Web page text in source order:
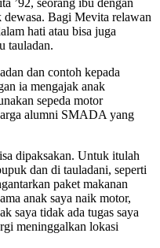
’92, seorang ibu dengan
dewasa. Bagi Mevita relawan
hati atau bisa juga
tauladan.
dan contoh kepada
ia mengajak anak
sepeda motor
alumni SMADA yang
dipaksakan. Untuk itulah
dan di tauladani, seperti
paket makanan
anak saya naik motor,
saya tidak ada tugas saya
meninggalkan lokasi